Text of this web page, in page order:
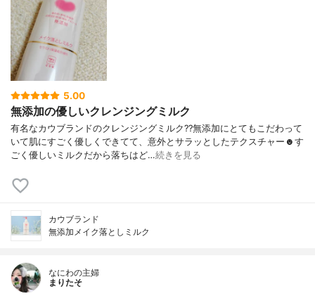
5.00
無添加の優しいクレンジングミルク
有名なカウブランドのクレンジングミルク??無添加にとてもこだわって
いて肌にすごく優しくできてて、意外とサラッとしたテクスチャー☻す
ごく優しいミルクだから落ちはど…続きを見る
カウブランド
無添加メイク落としミルク
なにわの主婦
まりたそ